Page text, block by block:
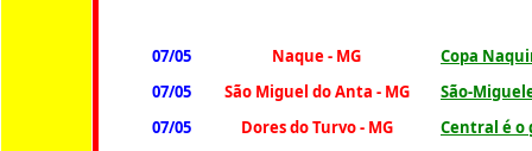
07/05 Naque- MG
Copa
07/05
São Miguel do Anta - MG
São-
07/05
Dores do Turvo- MG
Central é o